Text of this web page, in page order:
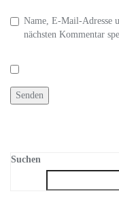
Name, E-Mail-Adresse
nächsten Kommentar
Suchen